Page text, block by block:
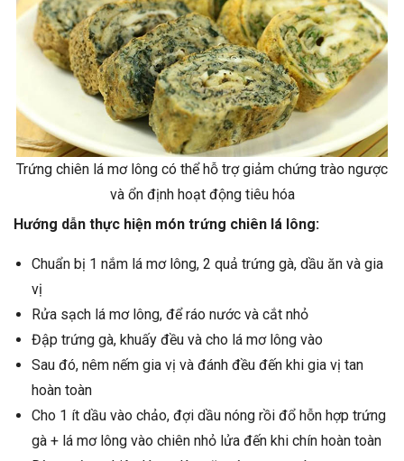
Trứng chiên lá mơ lông có thể hỗ trợ giảm chứng trào ngược
và ổn định hoạt động tiêu hóa
Hướng dẫn thực hiện món trứng chiên lá lông:
Chuẩn bị 1 nắm lá mơ lông, 2 quả trứng gà, dầu ăn và gia
vị
Rửa sạch lá mơ lông, để ráo nước và cắt nhỏ
Đập trứng gà, khuấy đều và cho lá mơ lông vào
Sau đó, nêm nếm gia vị và đánh đều đến khi gia vị tan
hoàn toàn
Cho 1 ít dầu vào chảo, đợi dầu nóng rồi đổ hỗn hợp trứng
gà + lá mơ lông vào chiên nhỏ lửa đến khi chín hoàn toàn